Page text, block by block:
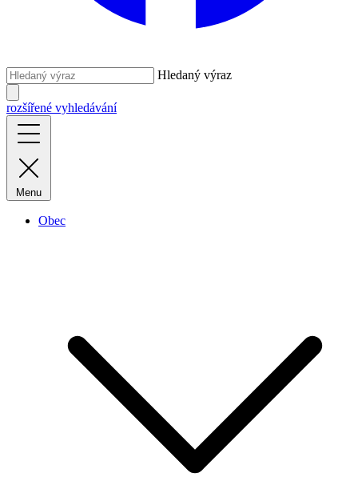
Hledaný výraz
rozšířené vyhledávání
Menu
Obec